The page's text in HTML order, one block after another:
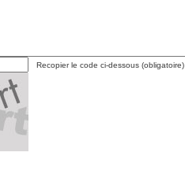
Recopier le code ci-dessous (obligatoire)